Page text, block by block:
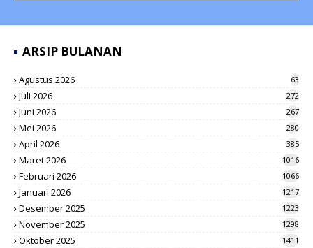
ARSIP BULANAN
Agustus 2026 63
Juli 2026 272
Juni 2026 267
Mei 2026 280
April 2026 385
Maret 2026 1016
Februari 2026 1066
Januari 2026 1217
Desember 2025 1223
November 2025 1298
Oktober 2025 1411